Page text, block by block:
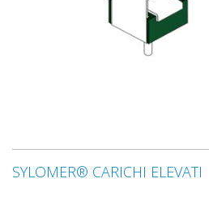
SYLOMER® CARICHI ELEVATI